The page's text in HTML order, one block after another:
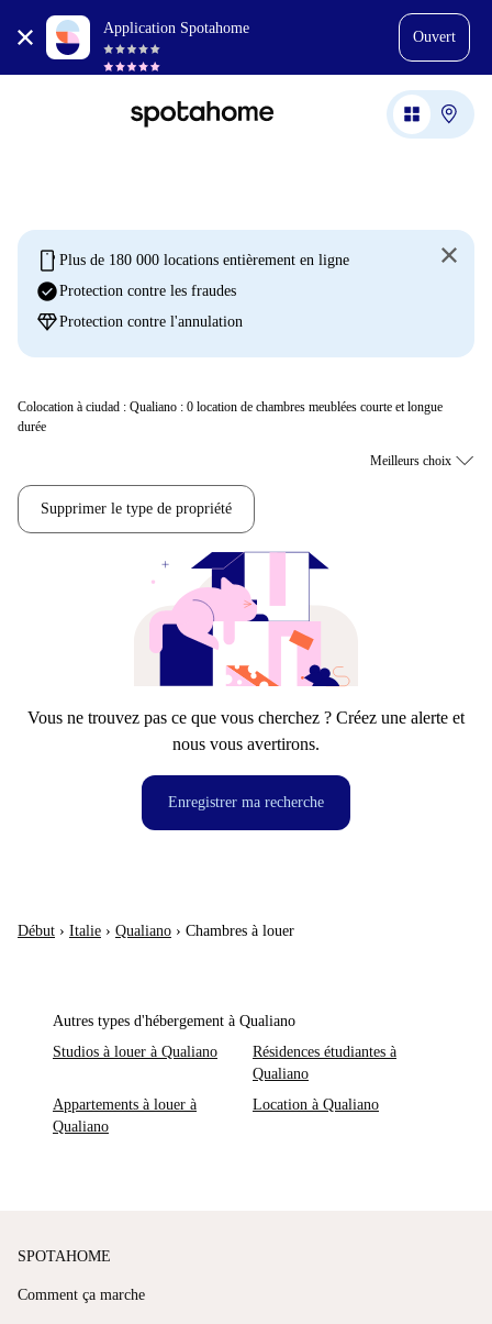
Application Spotahome
Ouvert
mobile Plus de 180 000 locations entièrement en ligne
check_circleProtection contre les fraudes
diamondProtection contre l'annulation
Colocation à ciudad : Qualiano : 0 location de chambres meublées courte et longue
durée
Supprimer le type de propriété
Vous ne trouvez pas ce que vous cherchez ? Créez une alerte et
nous vous avertirons.
Enregistrer ma recherche
Début › Italie › Qualiano › Chambres à louer
Autres types d'hébergement à Qualiano
Studios à louer à Qualiano
Résidences étudiantes à
Qualiano
Appartements à louer à
Qualiano
Location à Qualiano
SPOTAHOME
Comment ça marche